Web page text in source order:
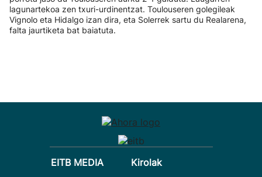
lagunartekoa zen txuri-urdinentzat. Toulouseren golegileak
Vignolo eta Hidalgo izan dira, eta Solerrek sartu du Realarena,
falta jaurtiketa bat baiatuta.
EITB MEDIA
Kirolak